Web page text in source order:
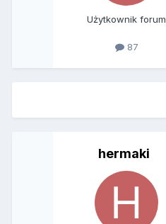
Użytkownik forum
87
hermaki